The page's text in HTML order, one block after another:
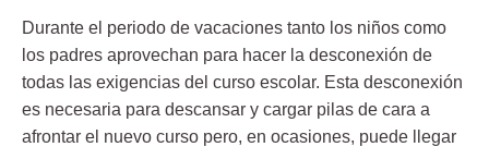
Durante el periodo de vacaciones tanto los niños como
los padres aprovechan para hacer la desconexión de
todas las exigencias del curso escolar. Esta desconexión
es necesaria para descansar y cargar pilas de cara a
afrontar el nuevo curso pero, en ocasiones, puede llegar